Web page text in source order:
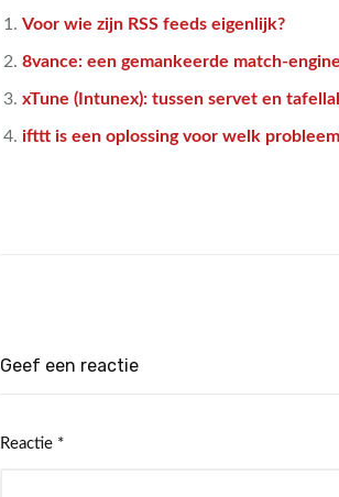
Voor wie zijn RSS feeds eigenlijk?
8vance: een gemankeerde match-
xTune (Intunex): tussen servet en
ifttt is een oplossing voor welk
Geef een reactie
Reactie *